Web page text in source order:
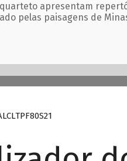
quarteto apresentam
pelas paisagens de